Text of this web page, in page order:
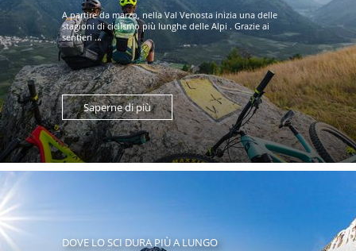
A partire da marzo, nella Val Venosta inizia una delle
stagioni di ciclismo più lunghe delle Alpi . Grazie ai
sentieri ...
Saperne di più
DOVE LO SCI DURA PIÙ A LUNGO